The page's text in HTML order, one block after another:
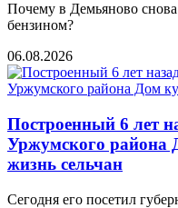
Почему в Демьяново
бензином?
06.08.2026
Построенный 6 лет
Уржумского района
жизнь сельчан
Сегодня его посетил